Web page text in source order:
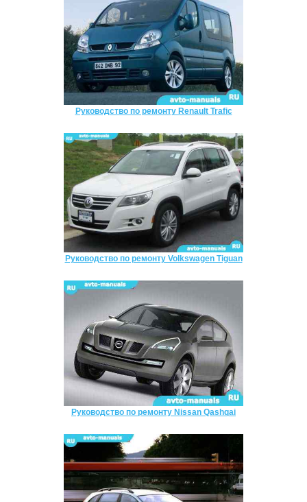
Руководство по ремонту Renault Trafic
Руководство по ремонту Volkswagen Tiguan
Руководство по ремонту Nissan Qashqai